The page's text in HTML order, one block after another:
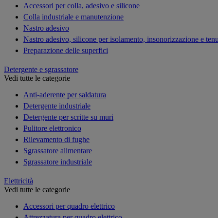
Accessori per colla, adesivo e silicone
Colla industriale e manutenzione
Nastro adesivo
Nastro adesivo, silicone per isolamento, insonorizzazione e
Preparazione delle superfici
Detergente e sgrassatore
Vedi tutte le categorie
Anti-aderente per saldatura
Detergente industriale
Detergente per scritte su muri
Pulitore elettronico
Rilevamento di fughe
Sgrassatore alimentare
Sgrassatore industriale
Elettricità
Vedi tutte le categorie
Accessori per quadro elettrico